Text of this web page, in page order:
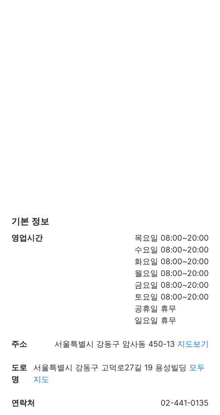
기본 정보
영업시간
목요일 08:00~20:00
수요일 08:00~20:00
화요일 08:00~20:00
월요일 08:00~20:00
금요일 08:00~20:00
토요일 08:00~20:00
공휴일 휴무
일요일 휴무
주소 서울특별시 강동구 암사동 450-13 지도보기
도로
명
서울특별시 강동구 고덕로27길 19 용성빌딩 모두
지도
연락처 02-441-0135